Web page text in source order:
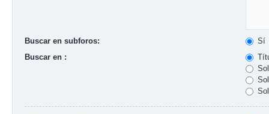
Buscar en subforos:
Sí
Buscar en :